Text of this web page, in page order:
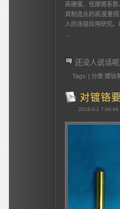
高硬度、低摩擦系
具制造业的高度重
入的涂层应用研究
还没人说话呢
Tags: | 分类:镀钛
对镀铬
2018-3-1 7:40:44